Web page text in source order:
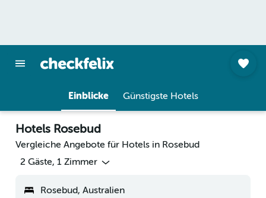
Einblicke Günstigste Hotels
Hotels Rosebud
Vergleiche Angebote für Hotels in Rosebud
2 Gäste, 1 Zimmer
Rosebud, Australien